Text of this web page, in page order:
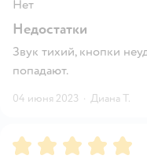
Нет
Недостатки
Звук тихий, кнопки
попадают.
04 июня 2023 · Диана Т.
Рейтинг:5